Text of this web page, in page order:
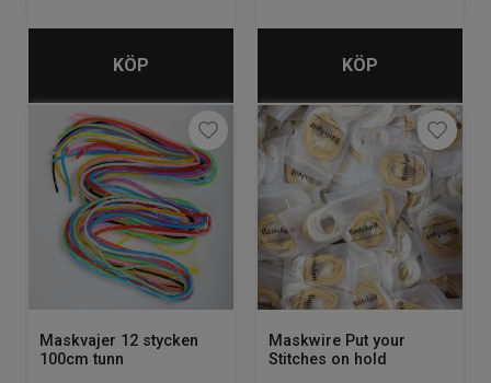
KÖP KÖP
Maskvajer 12 stycken
100cm tunn
Maskwire Put your
Stitches on hold